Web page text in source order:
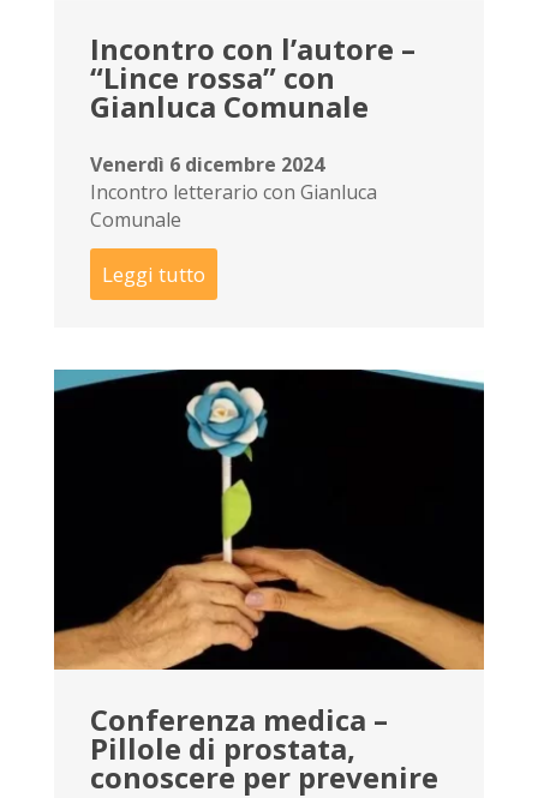
Incontro con l’autore –
“Lince rossa” con
Gianluca Comunale
Venerdì 6 dicembre 2024
Incontro letterario con Gianluca
Comunale
Leggi tutto
Conferenza medica –
Pillole di prostata,
conoscere per prevenire